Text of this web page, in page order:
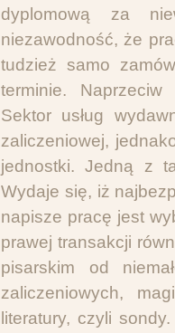
dyplomową za
niezawodność, że
tudzież samo
terminie.
Sektor usług
zaliczeniowej,
jednostki. Jedną z
Wydaje się, iż
napisze pracę jest
prawej transakcji
pisarskim od
zaliczeniowych,
literatury, czyli